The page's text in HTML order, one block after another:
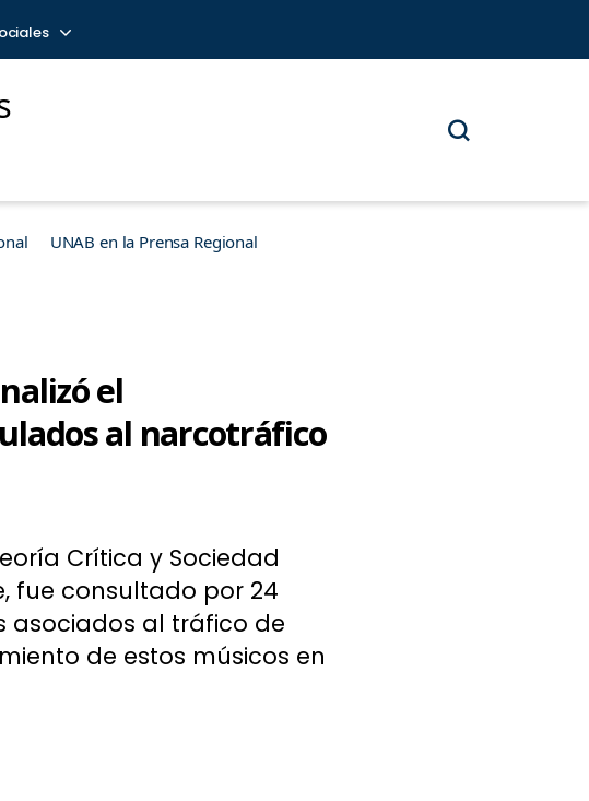
UNAB en la Prensa Regional
el
al narcotráfico
Crítica y Sociedad
fue consultado por 24
asociados al tráfico de
de estos músicos en